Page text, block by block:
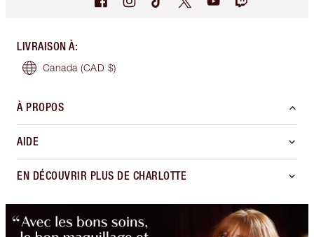
LIVRAISON À:
Canada (CAD $)
À PROPOS
AIDE
EN DÉCOUVRIR PLUS DE CHARLOTTE